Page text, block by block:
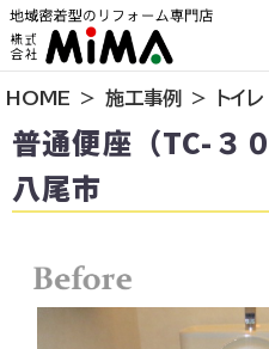
トップページ
選ばれる理由
施工事例
イベント情報
店舗＆モデルハウス紹介
HOME 施工事例 トイレ
普通便座（TC-３
八尾市